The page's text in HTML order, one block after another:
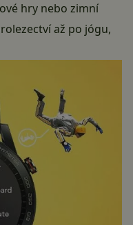
hry nebo zimní
až po jógu,